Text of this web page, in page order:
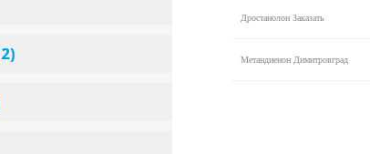
Дростанолон Заказать
Метандиенон Димитровград